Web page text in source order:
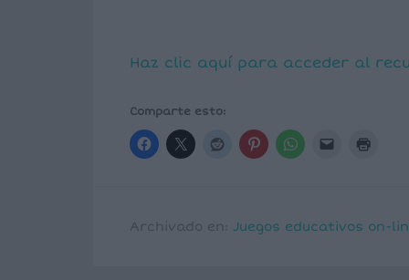
Haz clic aquí para acceder al
Comparte esto:
Archivado en: Juegos educativos on-